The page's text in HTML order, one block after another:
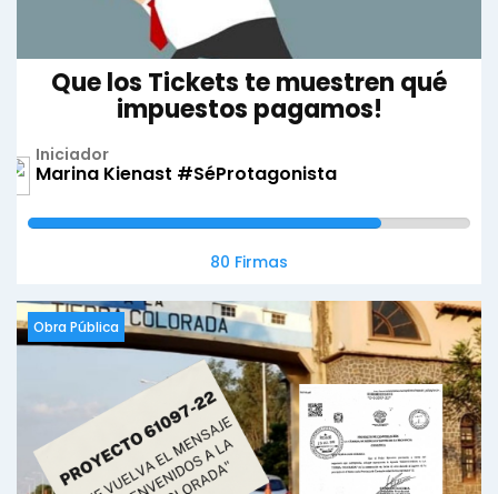
Que los Tickets te muestren qué
impuestos pagamos!
Iniciador
Marina Kienast #SéProtagonista
80 Firmas
Obra Pública